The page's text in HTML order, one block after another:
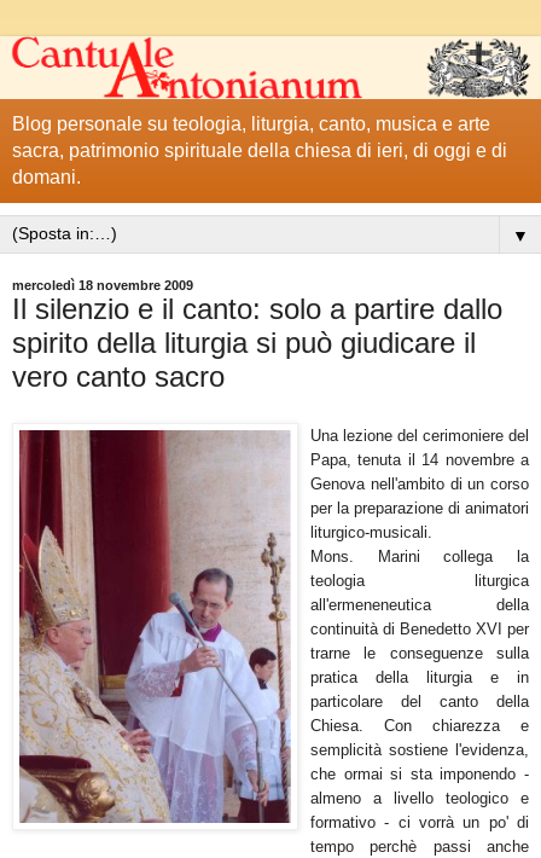
Blog personale su teologia, liturgia, canto, musica e arte
sacra, patrimonio spirituale della chiesa di ieri, di oggi e di
domani.
▼
mercoledì 18 novembre 2009
Il silenzio e il canto: solo a partire dallo
spirito della liturgia si può giudicare il
vero canto sacro
Una lezione del cerimoniere del
Papa, tenuta il 14 novembre a
Genova nell'ambito di un corso
per la preparazione di animatori
liturgico-musicali.
Mons. Marini collega la
teologia liturgica
all'ermeneneutica della
continuità di Benedetto XVI per
trarne le conseguenze sulla
pratica della liturgia e in
particolare del canto della
Chiesa. Con chiarezza e
semplicità sostiene l'evidenza,
che ormai si sta imponendo -
almeno a livello teologico e
formativo - ci vorrà un po' di
tempo perchè passi anche